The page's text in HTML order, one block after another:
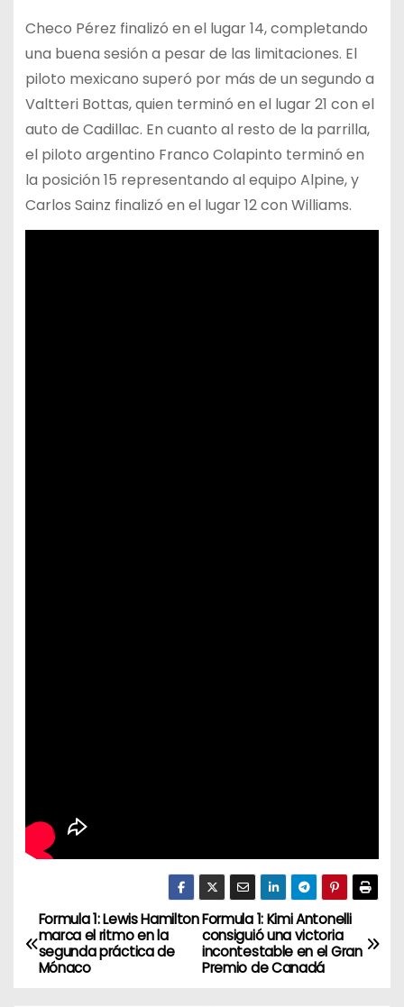
Checo Pérez finalizó en el lugar 14, completando
una buena sesión a pesar de las limitaciones. El
piloto mexicano superó por más de un segundo a
Valtteri Bottas, quien terminó en el lugar 21 con el
auto de Cadillac. En cuanto al resto de la parrilla,
el piloto argentino Franco Colapinto terminó en
la posición 15 representando al equipo Alpine, y
Carlos Sainz finalizó en el lugar 12 con Williams.
N
a
Formula 1: Kimi Antonelli
consiguió una victoria
incontestable en el Gran
Premio de Canadá
Formula 1: Lewis Hamilton
marca el ritmo en la
segunda práctica de
Mónaco